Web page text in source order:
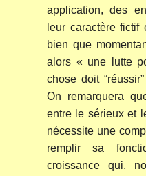
application, des
leur caractère fictif
bien que
alors « une lutte
chose doit
On remarquera
entre le sérieux et
nécessite une
remplir sa
croissance qui,